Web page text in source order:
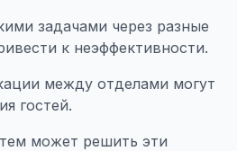
задачами через разные
к неэффективности.
между отделами могут
гостей.
может решить эти